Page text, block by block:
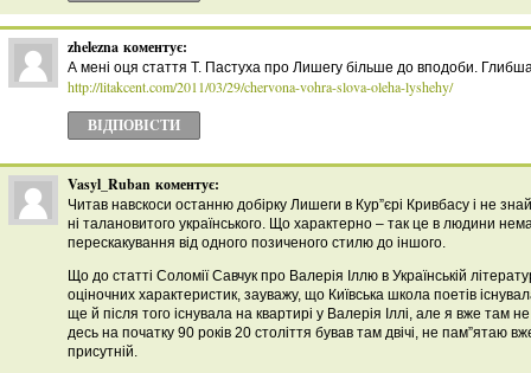
zhelezna коментує:
А мені оця стаття Т. Пастуха про Лишегу більше до вподоби.
http://litakcent.com/2011/03/29/chervona-vohra-slova-oleha-lyshehy/
ВІДПОВІCТИ
Vasyl_Ruban коментує:
Читав навскоси останню добірку Лишеги в Кур”єрі Кривбасу і не
ні талановитого українського. Що характерно – так це в людини
перескакування від одного позиченого стилю до іншого.
Що до статті Соломії Савчук про Валерія Іллю в Українській
оціночних характеристик, зауважу, що Київська школа поетів
ще й після того існувала на квартирі у Валерія Іллі, але я вже там
десь на початку 90 років 20 століття бував там двічі, не пам”ятаю
присутній.